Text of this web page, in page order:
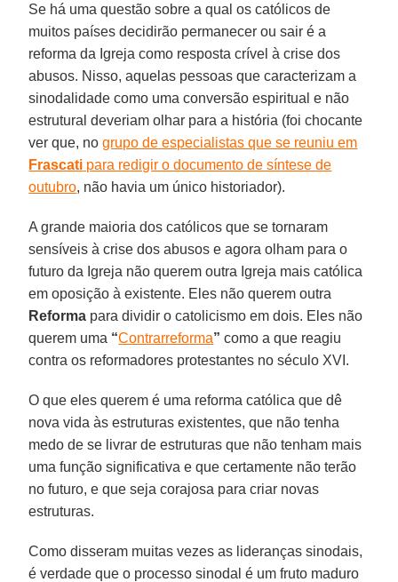
Se há uma questão sobre a qual os católicos de
muitos países decidirão permanecer ou sair é a
reforma da Igreja como resposta crível à crise dos
abusos. Nisso, aquelas pessoas que caracterizam a
sinodalidade como uma conversão espiritual e não
estrutural deveriam olhar para a história (foi chocante
ver que, nogrupo de especialistas que se reuniu em
Frascati para redigir o documento de síntese de
outubro, não havia um único historiador).
A grande maioria dos católicos que se tornaram
sensíveis à crise dos abusos e agora olham para o
futuro da Igreja não querem outra Igreja mais católica
em oposição à existente. Eles não querem outra
Reforma para dividir o catolicismo em dois. Eles não
querem uma “Contrarreforma” como a que reagiu
contra os reformadores protestantes no século XVI.
O que eles querem é uma reforma católica que dê
nova vida às estruturas existentes, que não tenha
medo de se livrar de estruturas que não tenham mais
uma função significativa e que certamente não terão
no futuro, e que seja corajosa para criar novas
estruturas.
Como disseram muitas vezes as lideranças sinodais,
é verdade que o processo sinodal é um fruto maduro